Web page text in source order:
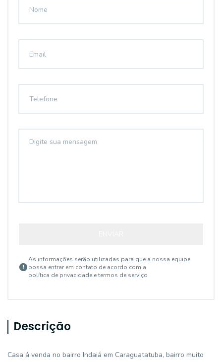
As informações serão utilizadas para que a nossa equipe
possa entrar em contato de acordo com a
política de privacidade e termos de serviço
Descrição
Casa á venda no bairro Indaiá em Caraguatatuba, bairro muito